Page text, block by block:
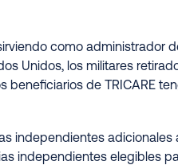
como administrador
Unidos, los militares
de TRICARE
independientes adicionales
independientes elegibles